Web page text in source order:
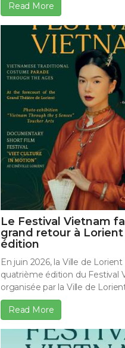
Read More
Le Festival Vietnam
grand retour à
édition
En juin 2026, la Ville de Lorient
quatrième édition du Festival
organisée par la Ville de
Read More